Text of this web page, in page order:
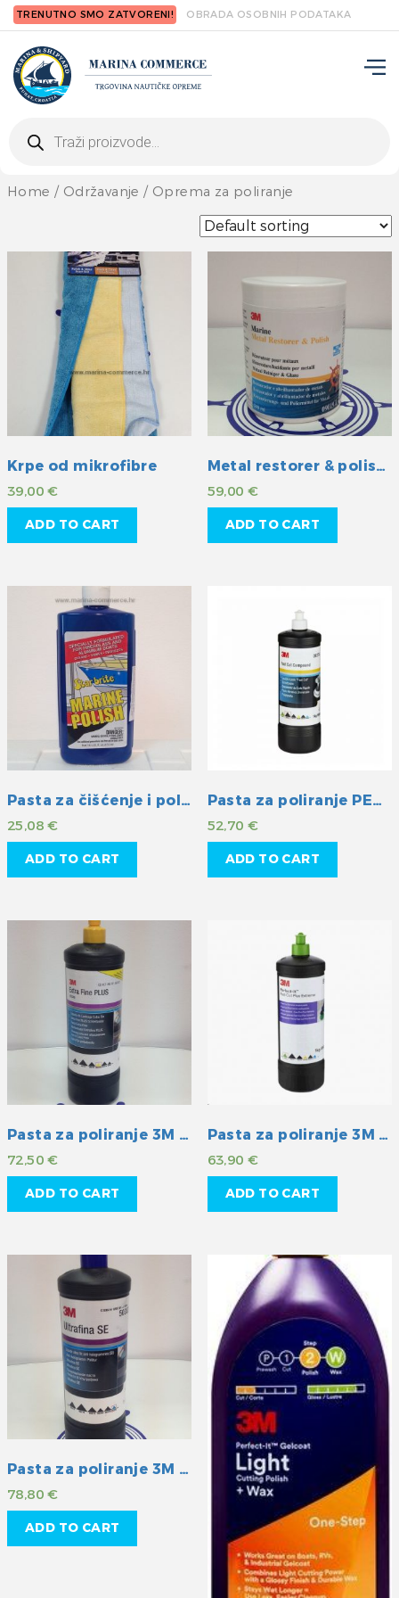
TRENUTNO SMO ZATVORENI! OBRADA OSOBNIH PODATAKA
search
Home / Održavanje / Oprema za poliranje
Krpe od mikrofibre
39,00€
ADD TO CART
Metal restorer & polish 3M
59,00€
ADD TO CART
Pasta za čišćenje i poliranje Starbrite
25,08€
ADD TO CART
Pasta za poliranje PERFECT-IT III 3M
52,70€
ADD TO CART
Pasta za poliranje 3M Extra fine plus
72,50€
ADD TO CART
Pasta za poliranje 3M Fast cut plus
63,90€
ADD TO CART
Pasta za poliranje 3M Ultrafina SE
78,80€
ADD TO CART